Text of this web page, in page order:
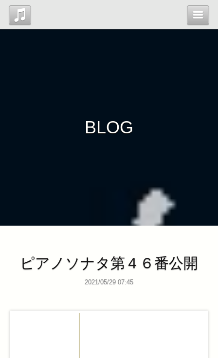
Blog
BLOG
ピアノソナタ第４６番公開
2021/05/29 07:45